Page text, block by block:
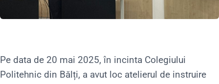
Pe data de 20 mai 2025, în incinta Colegiului
Politehnic din Bălți, a avut loc atelierul de instruire